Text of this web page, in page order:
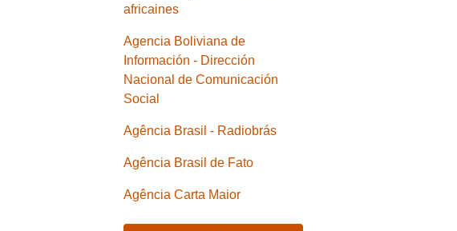
africaines
Agencia Boliviana de
Información - Dirección
Nacional de Comunicación
Social
Agência Brasil - Radiobrás
Agência Brasil de Fato
Agência Carta Maior